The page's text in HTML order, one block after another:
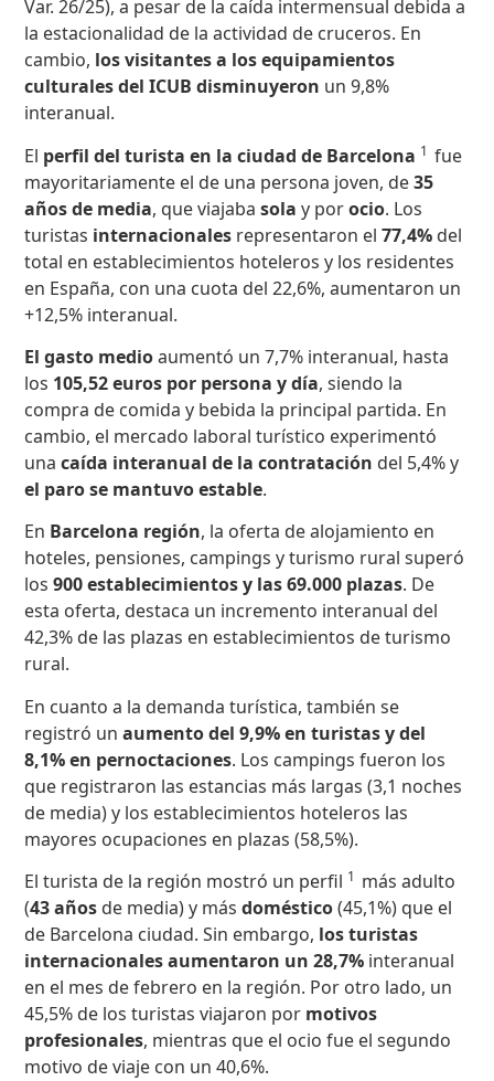
Var. 26/25), a pesar de la caída intermensual debida a
la estacionalidad de la actividad de cruceros. En
cambio, los visitantes a los equipamientos
culturales del ICUB disminuyeron un 9,8%
interanual.
El perfil del turista en la ciudad de Barcelona 1fue
mayoritariamente el de una persona joven, de35
añosde media, que viajabasola y porocio. Los
turistas internacionales representaron el77,4% del
total en establecimientos hoteleros y los residentes
en España, con una cuota del 22,6%, aumentaron un
+12,5% interanual.
El gasto medioaumentó un 7,7% interanual, hasta
los 105,52 euros por persona y día, siendo la
compra de comida y bebida la principal partida. En
cambio, el mercado laboral turístico experimentó
unacaída interanual de la contratación del 5,4% y
el paro se mantuvo estable.
En Barcelona región, la oferta de alojamiento en
hoteles, pensiones, campings y turismo rural superó
los900 establecimientos y las 69.000 plazas. De
esta oferta, destaca un incremento interanual del
42,3% de las plazas en establecimientos de turismo
rural.
En cuanto a la demanda turística, también se
registró unaumento del 9,9% en turistas y del
8,1% en pernoctaciones. Los campings fueron los
que registraron las estancias más largas (3,1 noches
de media) y los establecimientos hoteleros las
mayores ocupaciones en plazas (58,5%).
El turista de la región mostró un perfil 1 más adulto
(43 años de media) y másdoméstico(45,1%) que el
de Barcelona ciudad. Sin embargo, los turistas
internacionales aumentaron un 28,7% interanual
en el mes de febrero en la región. Por otro lado, un
45,5% de los turistas viajaron por motivos
profesionales, mientras que el ocio fue el segundo
motivo de viaje con un 40,6%.